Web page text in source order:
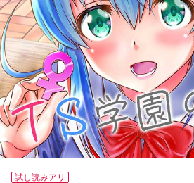
試し読みアリ
作家
雑誌
マイ本棚から探す
最近読んだ作品